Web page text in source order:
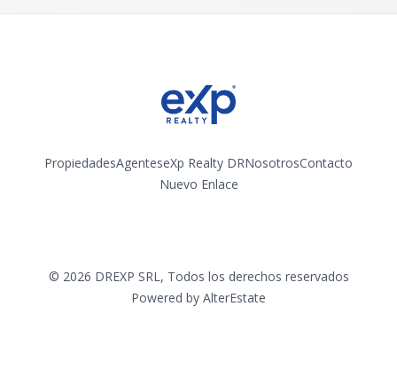
PropiedadesAgenteseXp Realty DRNosotrosContacto
Nuevo Enlace
© 2026 DREXP SRL, Todos los derechos reservados
Powered by AlterEstate